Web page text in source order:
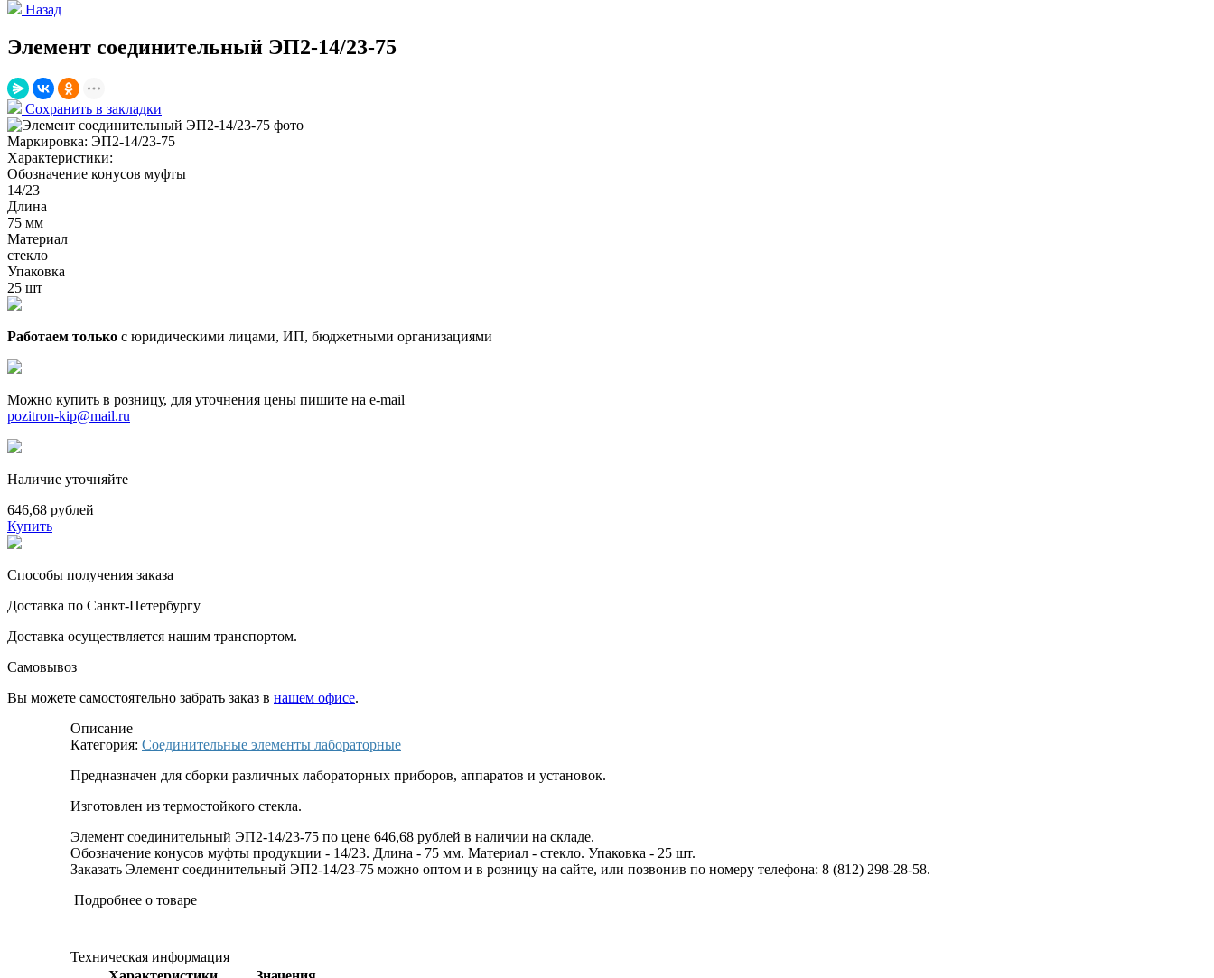
Назад
Элемент соединительный ЭП2-14/23-75
Сохранить в закладки
Маркировка: ЭП2-14/23-75
Характеристики:
Обозначение конусов муфты
14/23
Длина
75 мм
Материал
стекло
Упаковка
25 шт
Работаем только с юридическими лицами, ИП, бюджетными организациями
Можно купить в розницу, для уточнения цены пишите на e-mail
pozitron-kip@mail.ru
Наличие уточняйте
646,68 рублей
Купить
Способы получения заказа
Доставка по Санкт-Петербургу
Доставка осуществляется нашим транспортом.
Самовывоз
Вы можете самостоятельно забрать заказ в нашем офисе.
Описание
Категория: Соединительные элементы лабораторные
Предназначен для сборки различных лабораторных приборов, аппаратов и установок.
Изготовлен из термостойкого стекла.
Элемент соединительный ЭП2-14/23-75 по цене 646,68 рублей в наличии на складе.
Обозначение конусов муфты продукции - 14/23. Длина - 75 мм. Материал - стекло. Упаковка - 25 шт.
Заказать Элемент соединительный ЭП2-14/23-75 можно оптом и в розницу на сайте, или позвонив по номеру телефона: 8 (812) 298-28-58.
Подробнее о товаре
Техническая информация